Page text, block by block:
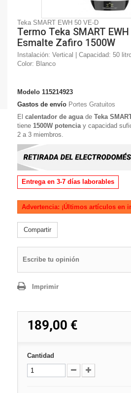
Teka SMART EWH 50 VE-D
Termo Teka SMART EWH
Esmalte Zafiro 1500W
Instalación: Vertical | Capacidad: 50
Color: Blanco
Modelo 115214923
Gastos de envío Portes Gratuitos
El calentador de agua de Teka
tiene 1500W potencia y capacidad
2 a 3 miembros.
Entrega en 3-7 días laborables
Advertencia: ¡Últimos artículos en
Compartir
Escribe tu opinión
Imprimir
189,00 €
Cantidad